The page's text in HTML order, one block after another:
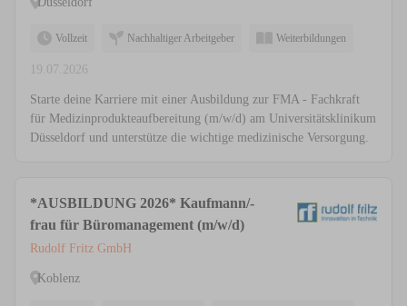
Vollzeit Nachhaltiger Arbeitgeber Weiterbildungen
19.07.2026
Starte deine Karriere mit einer Ausbildung zur FMA - Fachkraft
für Medizinprodukteaufbereitung (m/w/d) am Universitätsklinikum
Düsseldorf und unterstütze die wichtige medizinische Versorgung.
*AUSBILDUNG 2026* Kaufmann/-
frau für Büromanagement (m/w/d)
Rudolf Fritz GmbH
Koblenz